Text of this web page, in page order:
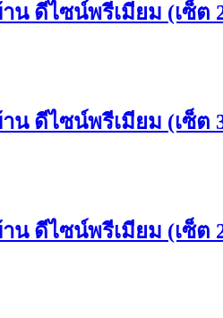
น ดีไซน์พรีเมียม (เซ็ต
ดีไซน์พรีเมียม (เซ็ต
น ดีไซน์พรีเมียม (เซ็ต